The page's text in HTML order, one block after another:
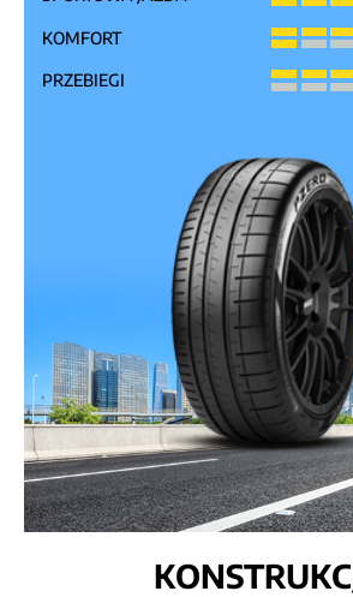
KOMFORT
PRZEBIEGI